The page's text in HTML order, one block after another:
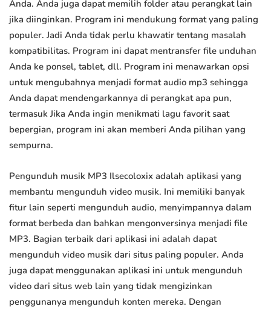
Anda. Anda juga dapat memilih folder atau perangkat lain
jika diinginkan. Program ini mendukung format yang paling
populer. Jadi Anda tidak perlu khawatir tentang masalah
kompatibilitas. Program ini dapat mentransfer file unduhan
Anda ke ponsel, tablet, dll. Program ini menawarkan opsi
untuk mengubahnya menjadi format audio mp3 sehingga
Anda dapat mendengarkannya di perangkat apa pun,
termasuk Jika Anda ingin menikmati lagu favorit saat
bepergian, program ini akan memberi Anda pilihan yang
sempurna.
Pengunduh musik MP3 Ilsecoloxix adalah aplikasi yang
membantu mengunduh video musik. Ini memiliki banyak
fitur lain seperti mengunduh audio, menyimpannya dalam
format berbeda dan bahkan mengonversinya menjadi file
MP3. Bagian terbaik dari aplikasi ini adalah dapat
mengunduh video musik dari situs paling populer. Anda
juga dapat menggunakan aplikasi ini untuk mengunduh
video dari situs web lain yang tidak mengizinkan
penggunanya mengunduh konten mereka. Dengan